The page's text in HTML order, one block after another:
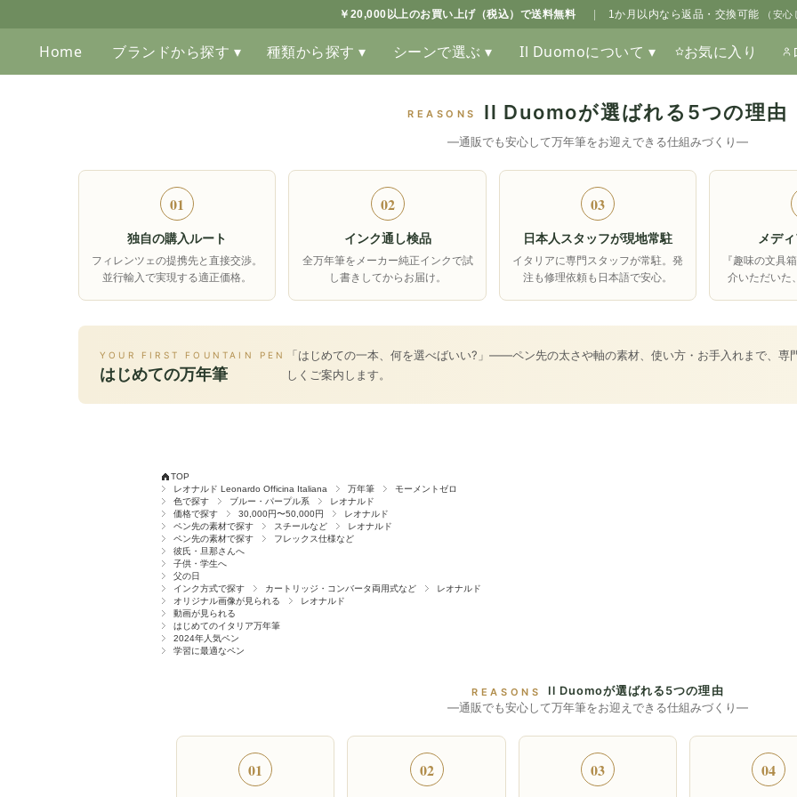
￥20,000以上のお買い上げ（税込）で送料無料 1か月以内なら返品・交換可能 （安
Home ブランドから探す ▾ 種類から探す ▾ シーンで選ぶ ▾ Il Duomoについて ▾ お気に入り
REASONS Il Duomoが選ばれる5つの理由
―通販でも安心して万年筆をお迎えできる仕組みづくり―
01
独自の購入ルート
フィレンツェの提携先と直接交渉。
並行輸入で実現する適正価格。
02
インク通し検品
全万年筆をメーカー純正インクで試
し書きしてからお届け。
03
日本人スタッフが現地常駐
イタリアに専門スタッフが常駐。発
注も修理依頼も日本語で安心。
メデ
『趣味の文具
介いただいた
YOUR FIRST FOUNTAIN PEN
はじめての万年筆
「はじめての一本、何を選べばいい?」――ペン先の太さや軸の素材、使い方・お手入れまで、専
しくご案内します。
TOP
レオナルド Leonardo Officina Italiana
万年筆
モーメントゼロ
色で探す
ブルー・パープル系
レオナルド
価格で探す
30,000円〜50,000円
レオナルド
ペン先の素材で探す
スチールなど
レオナルド
ペン先の素材で探す
フレックス仕様など
彼氏・旦那さんへ
子供・学生へ
父の日
インク方式で探す
カートリッジ・コンバータ両用式など
レオナルド
オリジナル画像が見られる
レオナルド
動画が見られる
はじめてのイタリア万年筆
2024年人気ペン
学習に最適なペン
REASONS Il Duomoが選ばれる5つの理由
―通販でも安心して万年筆をお迎えできる仕組みづくり―
01 02 03 04